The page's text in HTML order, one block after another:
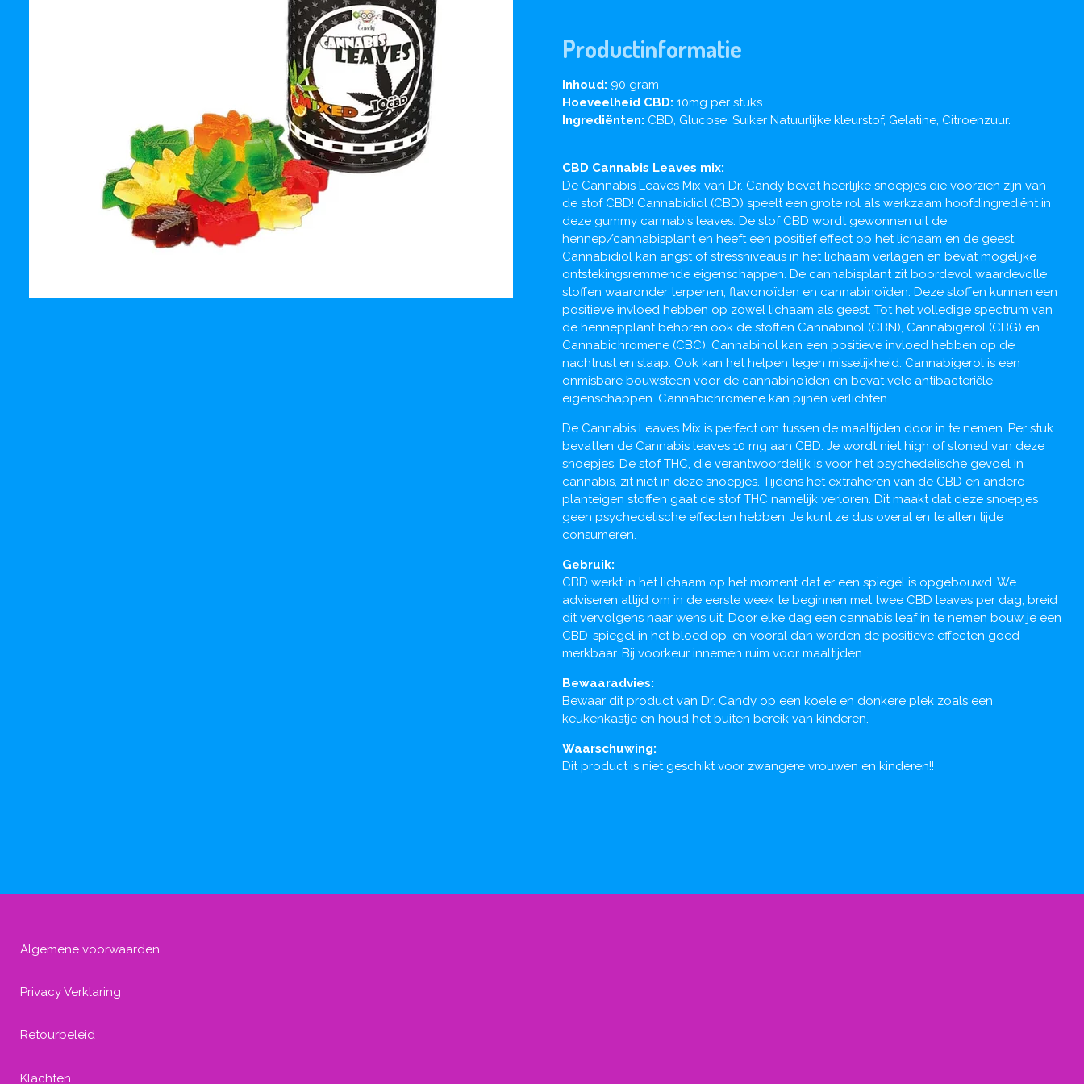
Productinformatie
Inhoud: 90 gram
Hoeveelheid CBD: 10mg per stuks.
Ingrediënten: CBD, Glucose, Suiker Natuurlijke kleurstof, Gelatine, Citroenzuur.
CBD Cannabis Leaves mix:
De Cannabis Leaves Mix van Dr. Candy bevat heerlijke snoepjes die voorzien zijn van
de stof CBD! Cannabidiol (CBD) speelt een grote rol als werkzaam hoofdingrediënt in
deze gummy cannabis leaves. De stof CBD wordt gewonnen uit de
hennep/cannabisplant en heeft een positief effect op het lichaam en de geest.
Cannabidiol kan angst of stressniveaus in het lichaam verlagen en bevat mogelijke
ontstekingsremmende eigenschappen. De cannabisplant zit boordevol waardevolle
stoffen waaronder terpenen, flavonoïden en cannabinoïden. Deze stoffen kunnen een
positieve invloed hebben op zowel lichaam als geest. Tot het volledige spectrum van
de hennepplant behoren ook de stoffen Cannabinol (CBN), Cannabigerol (CBG) en
Cannabichromene (CBC). Cannabinol kan een positieve invloed hebben op de
nachtrust en slaap. Ook kan het helpen tegen misselijkheid. Cannabigerol is een
onmisbare bouwsteen voor de cannabinoïden en bevat vele antibacteriële
eigenschappen. Cannabichromene kan pijnen verlichten.
De Cannabis Leaves Mix is perfect om tussen de maaltijden door in te nemen. Per stuk
bevatten de Cannabis leaves 10 mg aan CBD. Je wordt niet high of stoned van deze
snoepjes. De stof THC, die verantwoordelijk is voor het psychedelische gevoel in
cannabis, zit niet in deze snoepjes. Tijdens het extraheren van de CBD en andere
planteigen stoffen gaat de stof THC namelijk verloren. Dit maakt dat deze snoepjes
geen psychedelische effecten hebben. Je kunt ze dus overal en te allen tijde
consumeren.
Gebruik:
CBD werkt in het lichaam op het moment dat er een spiegel is opgebouwd. We
adviseren altijd om in de eerste week te beginnen met twee CBD leaves per dag, breid
dit vervolgens naar wens uit. Door elke dag een cannabis leaf in te nemen bouw je een
CBD-spiegel in het bloed op, en vooral dan worden de positieve effecten goed
merkbaar. Bij voorkeur innemen ruim voor maaltijden
Bewaaradvies:
Bewaar dit product van Dr. Candy op een koele en donkere plek zoals een
keukenkastje en houd het buiten bereik van kinderen.
Waarschuwing:
Dit product is niet geschikt voor zwangere vrouwen en kinderen!!
Algemene voorwaarden
Privacy Verklaring
Retourbeleid
Klachten